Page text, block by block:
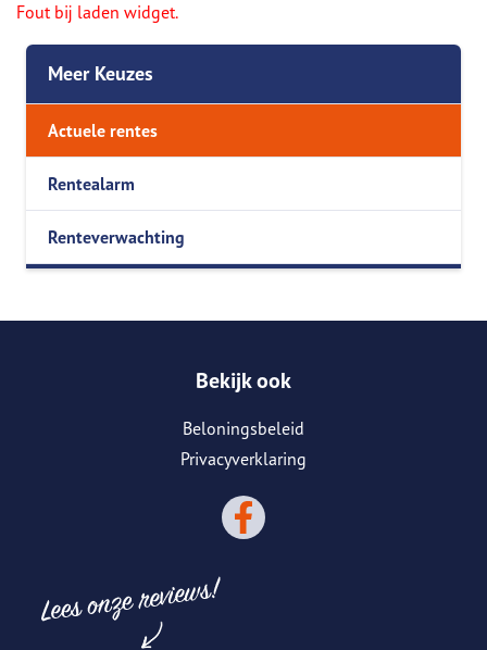
Fout bij laden widget.
Meer Keuzes
Actuele rentes
Rentealarm
Renteverwachting
Bekijk ook
Beloningsbeleid
Privacyverklaring